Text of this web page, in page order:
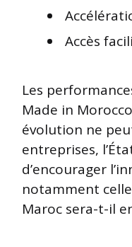
Accès
Les
Made in
évolution ne
entreprises,
d’encourager
notamment
Maroc sera-t-il